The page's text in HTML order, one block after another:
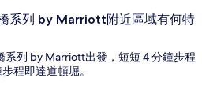
系列 by Marriott附近區域有何特
系列 by Marriott出發，短短 4 分鐘步程
程即達道頓堀。